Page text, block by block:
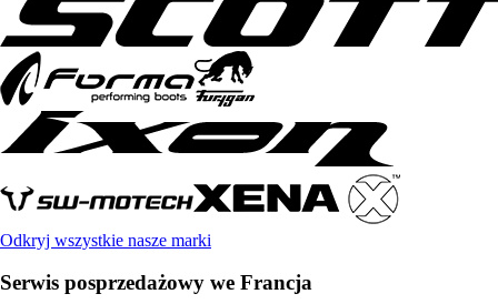
Odkryj wszystkie nasze marki
Serwis posprzedażowy we Francja